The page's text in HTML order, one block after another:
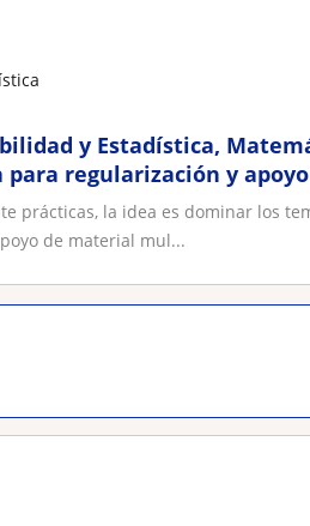
y Estadística,
para regularización y
prácticas, la idea es dominar los
de material mul...